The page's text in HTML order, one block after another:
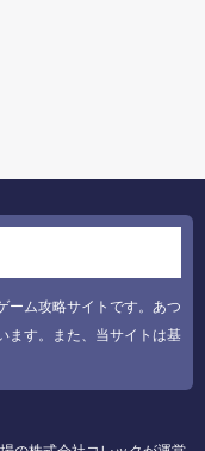
ーム攻略サイトです。あつ
ます。また、当サイトは基